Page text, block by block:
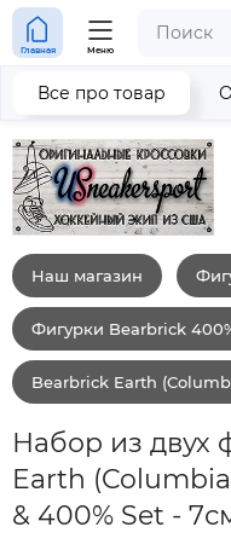
Главная Меню
Наш магазин
Фигурки Bearbrick
Bearbrick Earth
Набор из двух
Earth
& 400% Set -
Все про товар